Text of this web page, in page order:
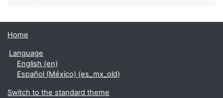
Home
Language
English ‎(en)‎
Español (México) ‎(es_mx_old)‎
Switch to the standard theme